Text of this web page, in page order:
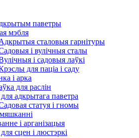
паветры
мэбля
сталовыя гарнітуры
і вулічныя сталы
і садовыя лаўкі
для паціа і саду
і арка
для раслін
адкрытага паветра
статуя і гномы
і арганізацыя
сцен і люстэркі